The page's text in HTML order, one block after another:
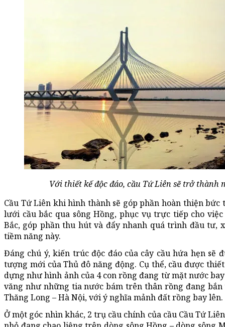
Với thiết kế độc đáo, cầu Tứ Liên sẽ trở thành
Cầu Tứ Liên khi hình thành sẽ góp phần hoàn thiện
lưới cầu bắc qua sông Hồng, phục vụ trực tiếp cho
Bắc, góp phần thu hút và đẩy nhanh quá trình đầu tư,
tiềm năng này.
Đáng chú ý, kiến trúc độc đáo của cây cầu hứa hẹn
tượng mới của Thủ đô năng động. Cụ thể, cầu được
dựng như hình ảnh của 4 con rồng đang từ mặt nước
văng như những tia nước bám trên thân rồng đang
Thăng Long – Hà Nội, với ý nghĩa mảnh đất rồng bay lên.
Ở một góc nhìn khác, 2 trụ cầu chính của cầu Cầu Tứ